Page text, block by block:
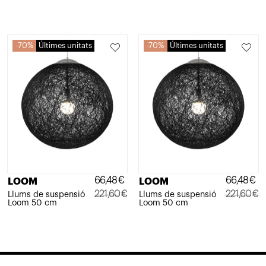
70% Últimes unitats
LOOM
Llums de suspensió
Loom 50 cm
221,60€
era:
66,48€
és:
70% Últimes unitats
LOOM
Llums de suspensió
Loom 50 cm
221,60€
era:
66,48€
és: